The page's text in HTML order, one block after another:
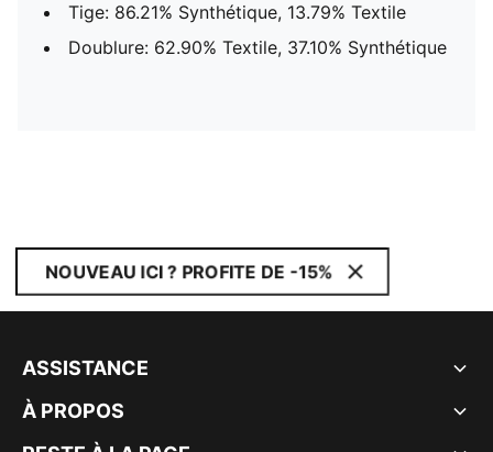
Tige: 86.21% Synthétique, 13.79% Textile
Doublure: 62.90% Textile, 37.10% Synthétique
NOUVEAU ICI ? PROFITE DE -15%
ASSISTANCE
À PROPOS